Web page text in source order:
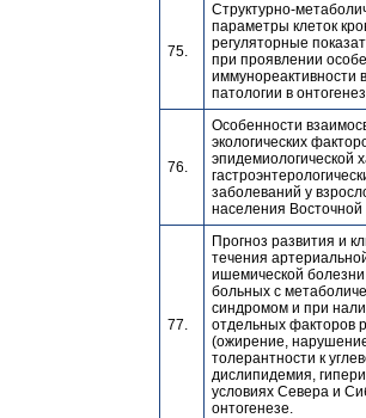
75.
Структурно-
параметры клеток
регуляторные
при проявлении
иммунореактивности
патологии в
76.
Особенности
экологических
эпидемиологической
заболеваний у
населения
77.
Прогноз развития и
течения
ишемической
больных с
синдромом и при
отдельных факторов
(ожирение,
толерантности к
дислипидемия,
условиях Севера и
онтогенезе.